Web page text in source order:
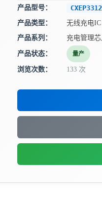
产品型号：
产品类型：
无线充电IC
产品系列：
充电管理
产品状态： 量产
浏览次数： 133 次